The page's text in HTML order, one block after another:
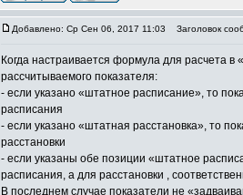
Добавлено: Ср Сен 06, 2017 11:03 Заголовок
Когда настраивается формула для расчета в
рассчитываемого показателя:
- если указано «штатное расписание», то
расписания
- если указано «штатная расстановка», то
расстановки
- если указаны обе позиции «штатное
расписания, а для расстановки ,
В последнем случае показатели не